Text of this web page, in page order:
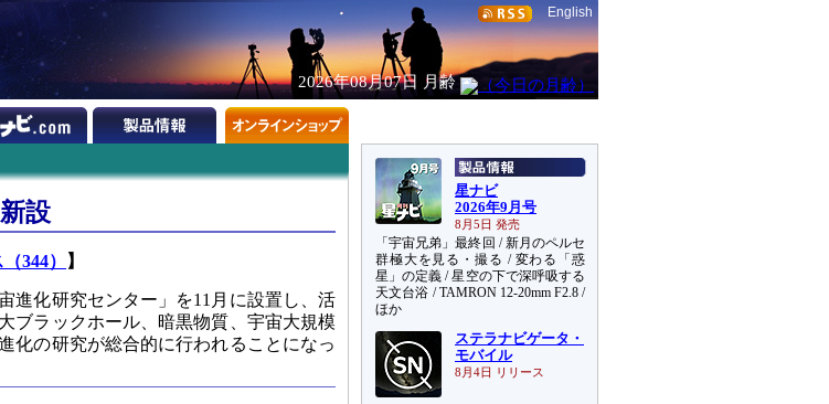
English
2026年08月07日 月齢
設
344） 】
進化研究センター」を11月に設置し、活
ブラックホール、暗黒物質、宇宙大規模
化の研究が総合的に行われることになっ
星ナビ
2026年9月号
8月5日 発売
「宇宙兄弟」最終回 / 新月のペルセ
群極大を見る・撮る / 変わる「惑
星」の定義 / 星空の下で深呼吸する
天文台浴 / TAMRON 12-20mm F2.8 /
ほか
ステラナビゲータ・
モバイル
8月4日 リリース